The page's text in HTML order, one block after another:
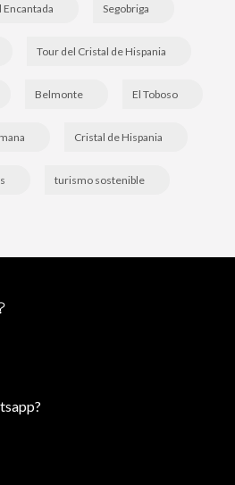
Encantada Segobriga
Tour del Cristal de Hispania
Belmonte El Toboso
Cristal de Hispania
turismo sostenible